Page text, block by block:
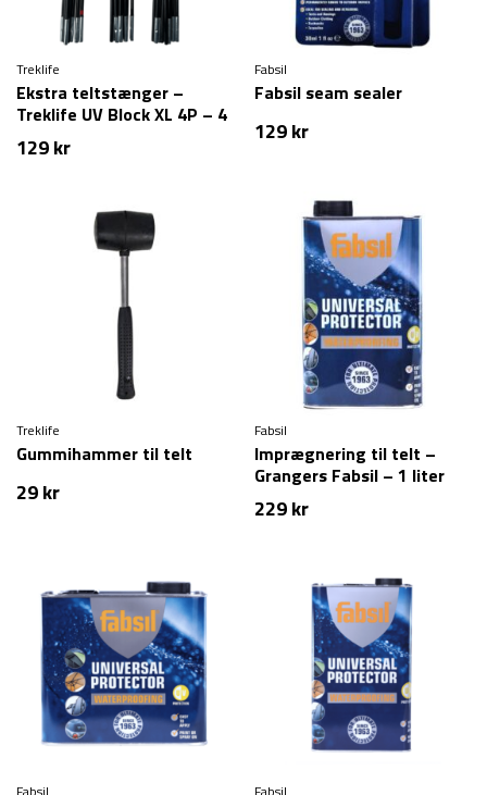
Treklife
Ekstra teltstænger –
Treklife UV Block XL 4P – 4
personer
129kr
Fabsil
Fabsil seam sealer
129kr
Treklife
Gummihammer til telt
29kr
Fabsil
Imprægnering til telt –
Grangers Fabsil – 1 liter
229kr